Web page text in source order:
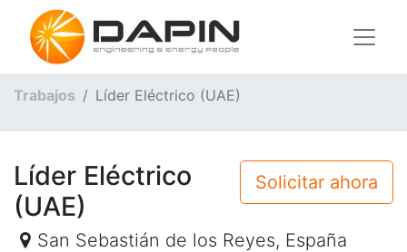
Trabajos Líder Eléctrico (UAE)
Solicitar ahora
Líder Eléctrico
(UAE)
San Sebastián de los Reyes, España